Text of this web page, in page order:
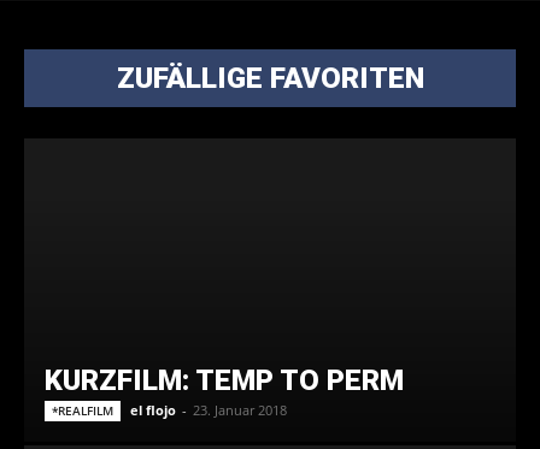
ZUFÄLLIGE FAVORITEN
KURZFILM: TEMP TO PERM
*REALFILM el flojo - 23. Januar 2018